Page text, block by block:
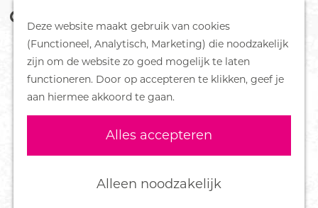
Deze website maakt gebruik van cookies
(Functioneel, Analytisch, Marketing) die noodzakelijk
zijn om de website zo goed mogelijk te laten
functioneren. Door op accepteren te klikken, geef je
aan hiermee akkoord te gaan.
Alles accepteren
Alleen noodzakelijk
o
e
k
e
n
M
e
n
u
DORPEN
Bennekom
De Klomp
Deelen
Ederveen
Harskamp
Hoenderloo